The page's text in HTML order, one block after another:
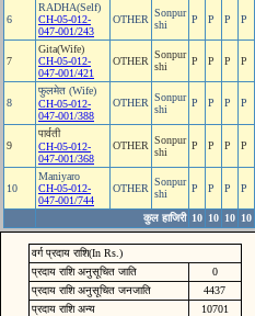
6
RADHA(Self)
CH-05-012-
047-001/243
OTHER
Sonpur
shi
P P P P
7
Gita(Wife)
CH-05-012-
047-001/421
OTHER
Sonpur
shi
P P P P
8
फुलमेत (Wife)
CH-05-012-
047-001/388
OTHER Sonpur
shi
P P P P
9
पार्वती
CH-05-012-
047-001/368
OTHER Sonpur
shi
P P P P
10
Maniyaro
CH-05-012-
047-001/744
OTHER
Sonpur
shi
P P P P
कुल हाजिरी 10 10 10 10
वर्ग प्रदाय राशि(In Rs.)
प्रदाय राशि अनुसूचित जाति
0
प्रदाय राशि अनुसूचित जनजाति
4437
प्रदाय राशि अन्य
10701